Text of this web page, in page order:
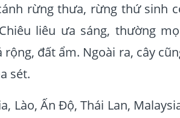
rừng thưa, rừng thứ sinh
liêu ưa sáng, thường
đất ẩm. Ngoài ra, cây
sét.
Lào, Ấn Độ, Thái Lan,